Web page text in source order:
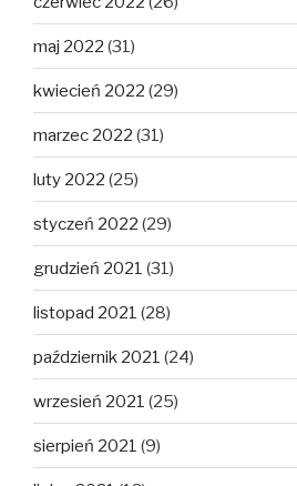
maj 2022 (31)
kwiecień 2022 (29)
marzec 2022 (31)
luty 2022 (25)
styczeń 2022 (29)
grudzień 2021 (31)
listopad 2021 (28)
październik 2021 (24)
wrzesień 2021 (25)
sierpień 2021 (9)